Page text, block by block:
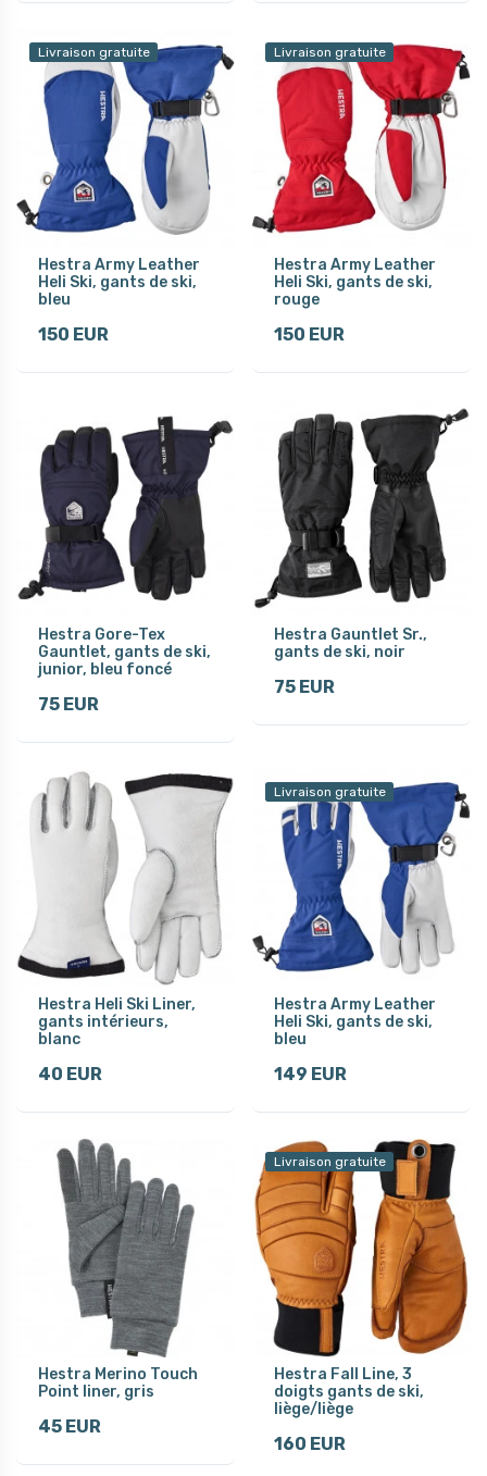
Livraison gratuite
Hestra Army Leather
Heli Ski, gants de ski,
bleu
150 EUR
Livraison gratuite
Hestra Army Leather
Heli Ski, gants de ski,
rouge
150 EUR
Hestra Gore-Tex
Gauntlet, gants de ski,
junior, bleu foncé
75 EUR
Hestra Gauntlet Sr.,
gants de ski, noir
75 EUR
Hestra Heli Ski Liner,
gants intérieurs,
blanc
40 EUR
Livraison gratuite
Hestra Army Leather
Heli Ski, gants de ski,
bleu
149 EUR
Hestra Merino Touch
Point liner, gris
45 EUR
Livraison gratuite
Hestra Fall Line, 3
doigts gants de ski,
liège/liège
160 EUR